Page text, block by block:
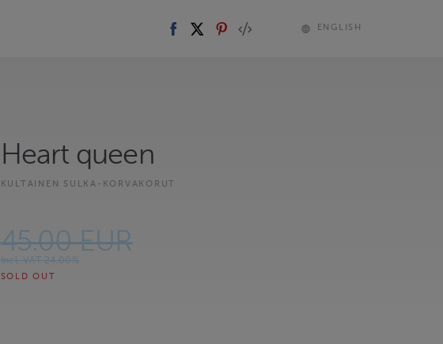
ENGLISH
Heart queen
KULTAINEN SULKA-KORVAKORUT
45.00 EUR
Incl. VAT 24.00%
SOLD OUT